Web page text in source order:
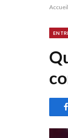
Accueil